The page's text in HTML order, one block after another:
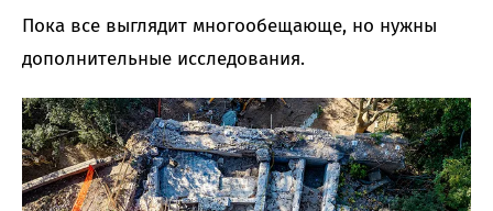
Пока все выглядит многообещающе, но нужны
дополнительные исследования.